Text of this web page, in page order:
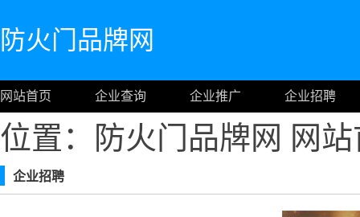
防火门品牌网
网站首页 企业查询 企业推广 企业招聘
位置：防火门品牌网 网
企业招聘